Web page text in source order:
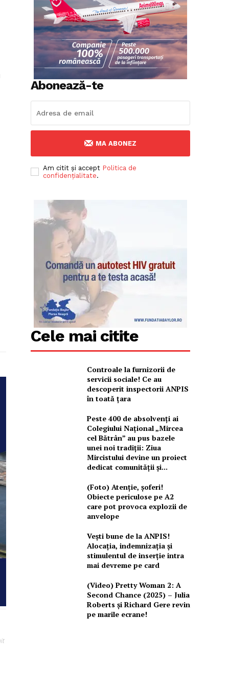
Abonează-te
MA ABONEZ
Am citit și accept Politica de
confidențialitate.
Cele mai citite
Controale la furnizorii de
servicii sociale! Ce au
descoperit inspectorii ANPIS
în toată țara
Peste 400 de absolvenți ai
Colegiului Național „Mircea
cel Bătrân” au pus bazele
unei noi tradiții: Ziua
Mircistului devine un proiect
dedicat comunității și...
(Foto) Atenție, șoferi!
Obiecte periculose pe A2
care pot provoca explozii de
anvelope
Vești bune de la ANPIS!
Alocația, indemnizația și
stimulentul de inserție intra
mai devreme pe card
(Video) Pretty Woman 2: A
Second Chance (2025) – Julia
Roberts și Richard Gere revin
pe marile ecrane!